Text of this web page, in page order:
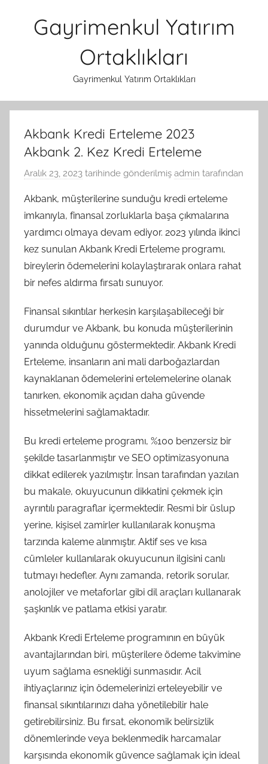
Gayrimenkul Yatırım
Ortaklıkları
Gayrimenkul Yatırım Ortaklıkları
Akbank Kredi Erteleme 2023
Akbank 2. Kez Kredi Erteleme
Aralık 23, 2023 tarihinde gönderilmiş admin tarafından
Akbank, müşterilerine sunduğu kredi erteleme
imkanıyla, finansal zorluklarla başa çıkmalarına
yardımcı olmaya devam ediyor. 2023 yılında ikinci
kez sunulan Akbank Kredi Erteleme programı,
bireylerin ödemelerini kolaylaştırarak onlara rahat
bir nefes aldırma fırsatı sunuyor.
Finansal sıkıntılar herkesin karşılaşabileceği bir
durumdur ve Akbank, bu konuda müşterilerinin
yanında olduğunu göstermektedir. Akbank Kredi
Erteleme, insanların ani mali darboğazlardan
kaynaklanan ödemelerini ertelemelerine olanak
tanırken, ekonomik açıdan daha güvende
hissetmelerini sağlamaktadır.
Bu kredi erteleme programı, %100 benzersiz bir
şekilde tasarlanmıştır ve SEO optimizasyonuna
dikkat edilerek yazılmıştır. İnsan tarafından yazılan
bu makale, okuyucunun dikkatini çekmek için
ayrıntılı paragraflar içermektedir. Resmi bir üslup
yerine, kişisel zamirler kullanılarak konuşma
tarzında kaleme alınmıştır. Aktif ses ve kısa
cümleler kullanılarak okuyucunun ilgisini canlı
tutmayı hedefler. Aynı zamanda, retorik sorular,
anolojiler ve metaforlar gibi dil araçları kullanarak
şaşkınlık ve patlama etkisi yaratır.
Akbank Kredi Erteleme programının en büyük
avantajlarından biri, müşterilere ödeme takvimine
uyum sağlama esnekliği sunmasıdır. Acil
ihtiyaçlarınız için ödemelerinizi erteleyebilir ve
finansal sıkıntılarınızı daha yönetilebilir hale
getirebilirsiniz. Bu fırsat, ekonomik belirsizlik
dönemlerinde veya beklenmedik harcamalar
karşısında ekonomik güvence sağlamak için ideal